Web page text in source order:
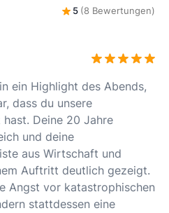
5 (8 Bewertungen)
ein Highlight des Abends,
dass du unsere
Deine 20 Jahre
und deine
aus Wirtschaft und
Auftritt deutlich gezeigt.
Angst vor katastrophischen
stattdessen eine